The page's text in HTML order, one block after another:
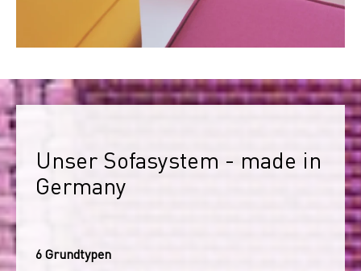
Unser Sofasystem - made in
Germany
6 Grundtypen